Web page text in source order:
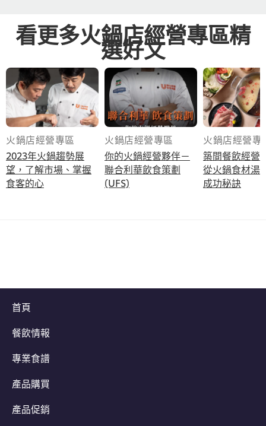
立即加入
立即下載看更多
看更多火鍋店經營專區精
選好文
火鍋店經營專區
2023年火鍋趨勢展
望，了解市場、掌握
食客的心
火鍋店經營專區
你的火鍋經營夥伴－
聯合利華飲食策劃
(UFS)
火鍋店經營專
築間餐飲經營
從火鍋食材湯
成功秘訣
首頁
餐飲情報
專業食譜
產品購買
產品促銷